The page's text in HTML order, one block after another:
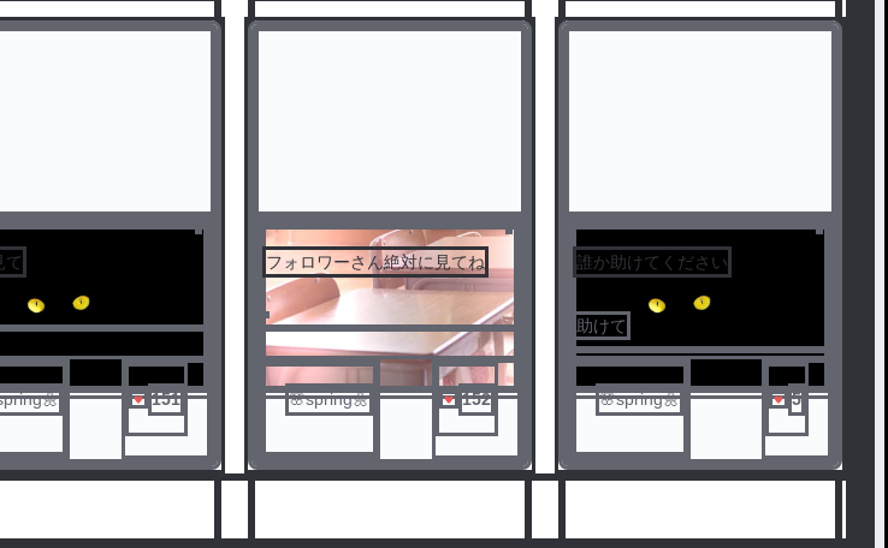
4 5
て
151
フォロワーさん絶対に見てね
🌸spring🌼 152
誰か助けてください
助けて
🌸spring🌼 5